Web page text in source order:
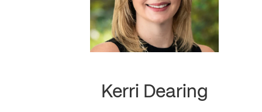
Kerri Dearing